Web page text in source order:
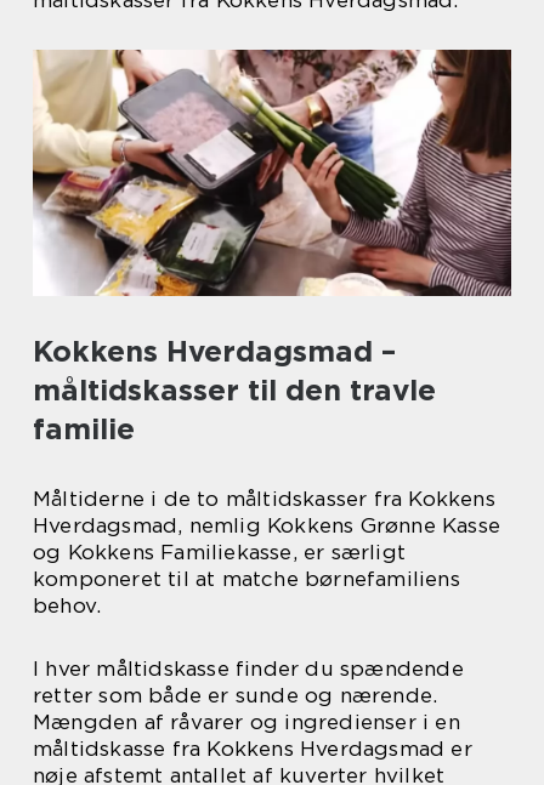
Kokkens Hverdagsmad –
måltidskasser til den travle
familie
Måltiderne i de to måltidskasser fra Kokkens
Hverdagsmad, nemlig Kokkens Grønne Kasse
og Kokkens Familiekasse, er særligt
komponeret til at matche børnefamiliens
behov.
I hver måltidskasse finder du spændende
retter som både er sunde og nærende.
Mængden af råvarer og ingredienser i en
måltidskasse fra Kokkens Hverdagsmad er
nøje afstemt antallet af kuverter hvilket